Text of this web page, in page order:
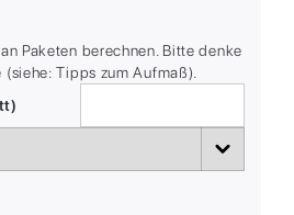
Paketen berechnen. Bitte denke
Tipps zum Aufmaß).